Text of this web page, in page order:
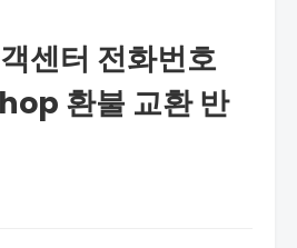
센터 전화번호
환불 교환 반